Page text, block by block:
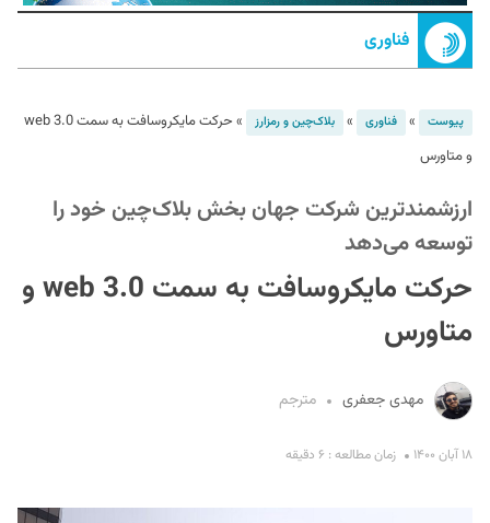
فناوری
پیوست » فناوری » بلاک‌چین و رمزارز »
حرکت مایکروسافت به سمت web 3.0
و متاورس
ارزشمندترین شرکت جهان بخش بلاک‌چین خود را
توسعه می‌دهد
حرکت مایکروسافت به سمت web 3.0 و
متاورس
مهدی جعفری مترجم
۱۸ آبان ۱۴۰۰ زمان مطالعه : ۶ دقیقه